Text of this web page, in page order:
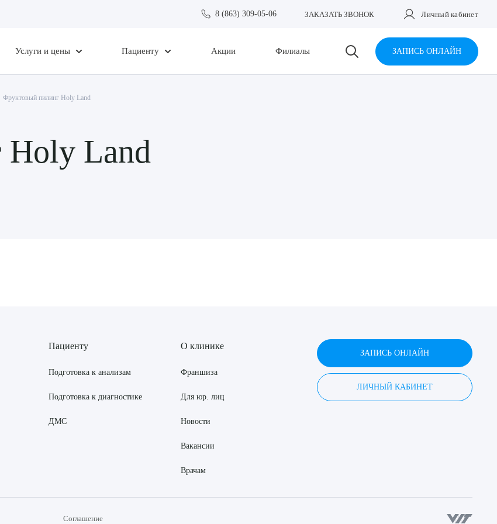
8 (863) 309-05-06 ЗАКАЗАТЬ ЗВОНОК Личный кабинет
Услуги и цены Пациенту Акции Филиалы ЗАПИСЬ ОНЛАЙН
Фруктовый пилинг Holy Land
Holy Land
Пациенту
Подготовка к анализам
Подготовка к диагностике
ДМС
О клинике
Франшиза
Для юр. лиц
Новости
Вакансии
Врачам
ЗАПИСЬ ОНЛАЙН
ЛИЧНЫЙ КАБИНЕТ
Соглашение